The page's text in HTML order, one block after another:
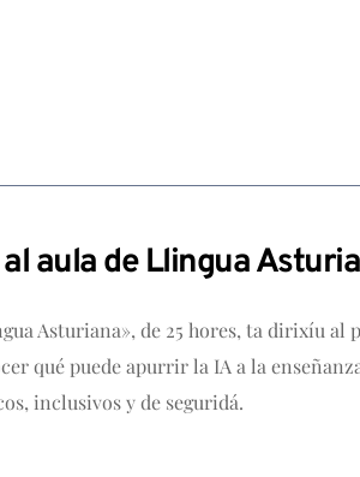
aula de Llingua
Asturiana», de 25 hores, ta dirixíu al
qué puede apurrir la IA a la
inclusivos y de seguridá.